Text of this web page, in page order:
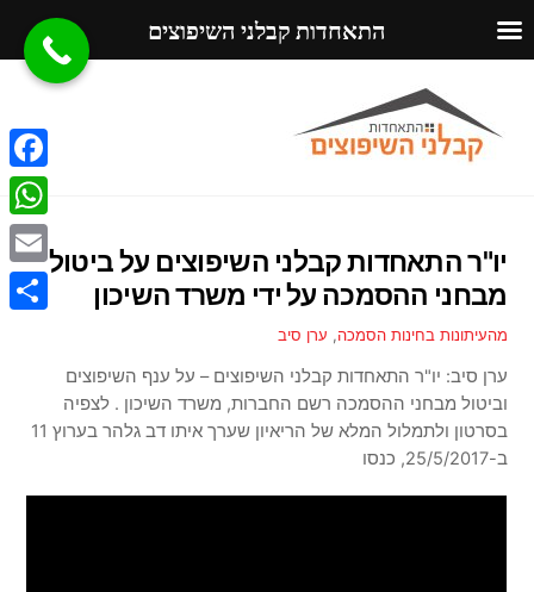
content
יו"ר התאחדות קבלני השיפוצים על ביטול
מבחני ההסמכה על ידי משרד השיכון
מהעיתונות בחינות הסמכה, ערן סיב
ערן סיב: יו"ר התאחדות קבלני השיפוצים – על ענף השיפוצים
וביטול מבחני ההסמכה רשם החברות, משרד השיכון . לצפיה
בסרטון ולתמלול המלא של הריאיון שערך איתו דב גלהר בערוץ 11
ב-25/5/2017, כנסו
F
a
c
e
W
h
a
A
p
E
lr
התאחדות קבלני השיפוצים